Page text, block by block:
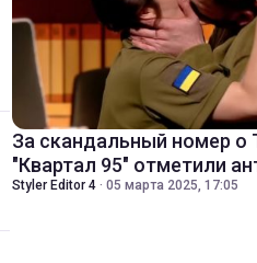
За скандальный номер о
"Квартал 95" отметили
Styler Editor 4 · 05 марта 2025, 17:05